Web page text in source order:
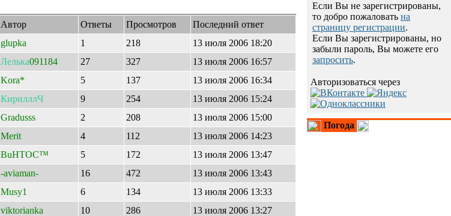
Автор Ответы Просмотров
Последний ответ
glupka 1 218
13 июля 2006 18:20
Лелька091184 27 327
13 июля 2006 16:57
Kora* 5 137
13 июля 2006 16:34
КирилллЧ 9 254
13 июля 2006 15:24
Gradusss 2 208
13 июля 2006 15:00
Merit 4 112
13 июля 2006 14:23
BuHTOC™ 5 172
13 июля 2006 13:47
-aviaman- 16 472
13 июля 2006 13:43
Musy1 6 134
13 июля 2006 13:33
viktorianka 10 286
13 июля 2006 13:27
Если Вы не зарегистрированы,
то добро пожаловать на
страницу регистрации.
Если Вы зарегистрированы, но
забыли пароль, Вы можете его
запросить.
Авторизоваться через
Погода